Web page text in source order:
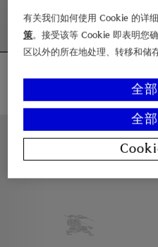
¥7,750.00
羊绒上衣, ¥7,750.00
新品上架
有关我们如何使用 Cookie 的详
策。接受该等 Cookie 即表明您
区以外的所在地处理、转移和储
全
全